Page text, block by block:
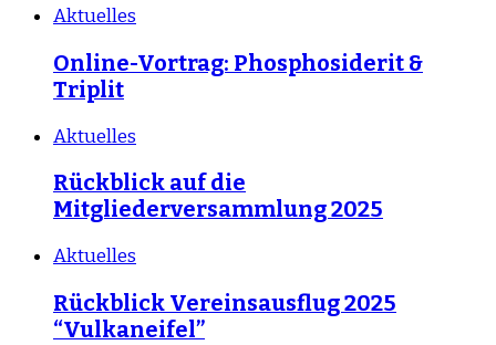
Aktuelles
Online-Vortrag: Phosphosiderit &
Triplit
Aktuelles
Rückblick auf die
Mitgliederversammlung 2025
Aktuelles
Rückblick Vereinsausflug 2025
“Vulkaneifel”